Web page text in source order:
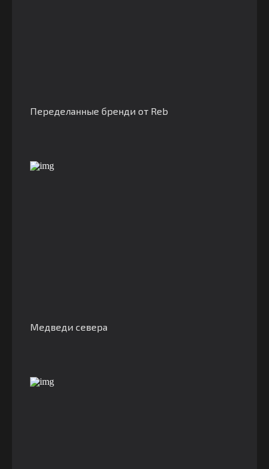
Переделанные бренди от Reb
Медведи севера